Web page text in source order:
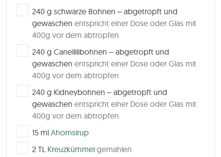
▢
240 g schwarze Bohnen – abgetropft und
gewaschen entspricht einer Dose oder Glas mit
400g vor dem abtropfen
▢
240 g Canellilibohnen – abgetropft und
gewaschen entspricht einer Dose oder Glas mit
400g vor dem abtropfen
▢
240 g Kidneybohnen – abgetropft und
gewaschen entspricht einer Dose oder Glas mit
400g vor dem abtropfen
▢
15 ml Ahornsirup
▢
2 TL Kreuzkümmel gemahlen